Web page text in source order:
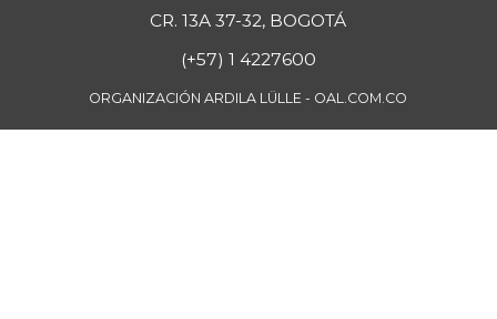
CR. 13A 37-32, BOGOTÁ
(+57) 1 4227600
ORGANIZACIÓN ARDILA LÜLLE - OAL.COM.CO